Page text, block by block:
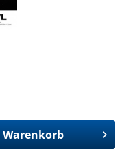
Warenkorb